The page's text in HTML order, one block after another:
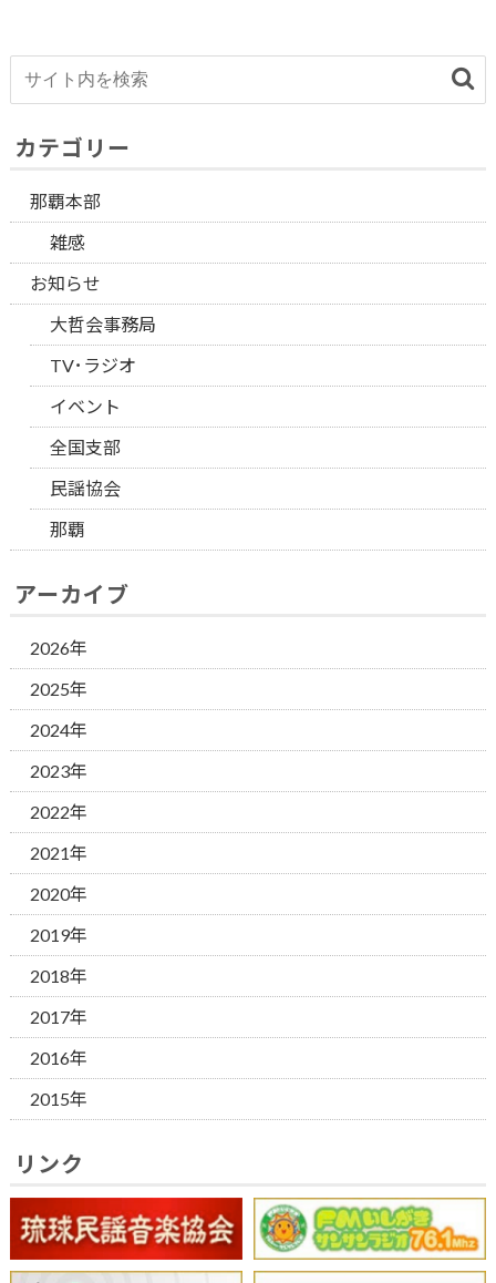
カテゴリー
那覇本部
雑感
お知らせ
大哲会事務局
TV･ラジオ
イベント
全国支部
民謡協会
那覇
アーカイブ
2026年
2025年
2024年
2023年
2022年
2021年
2020年
2019年
2018年
2017年
2016年
2015年
リンク